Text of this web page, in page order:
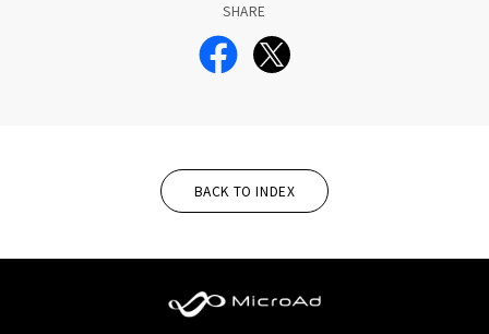
SHARE
BACK TO INDEX